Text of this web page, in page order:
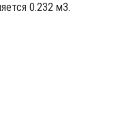
0.232 м3.